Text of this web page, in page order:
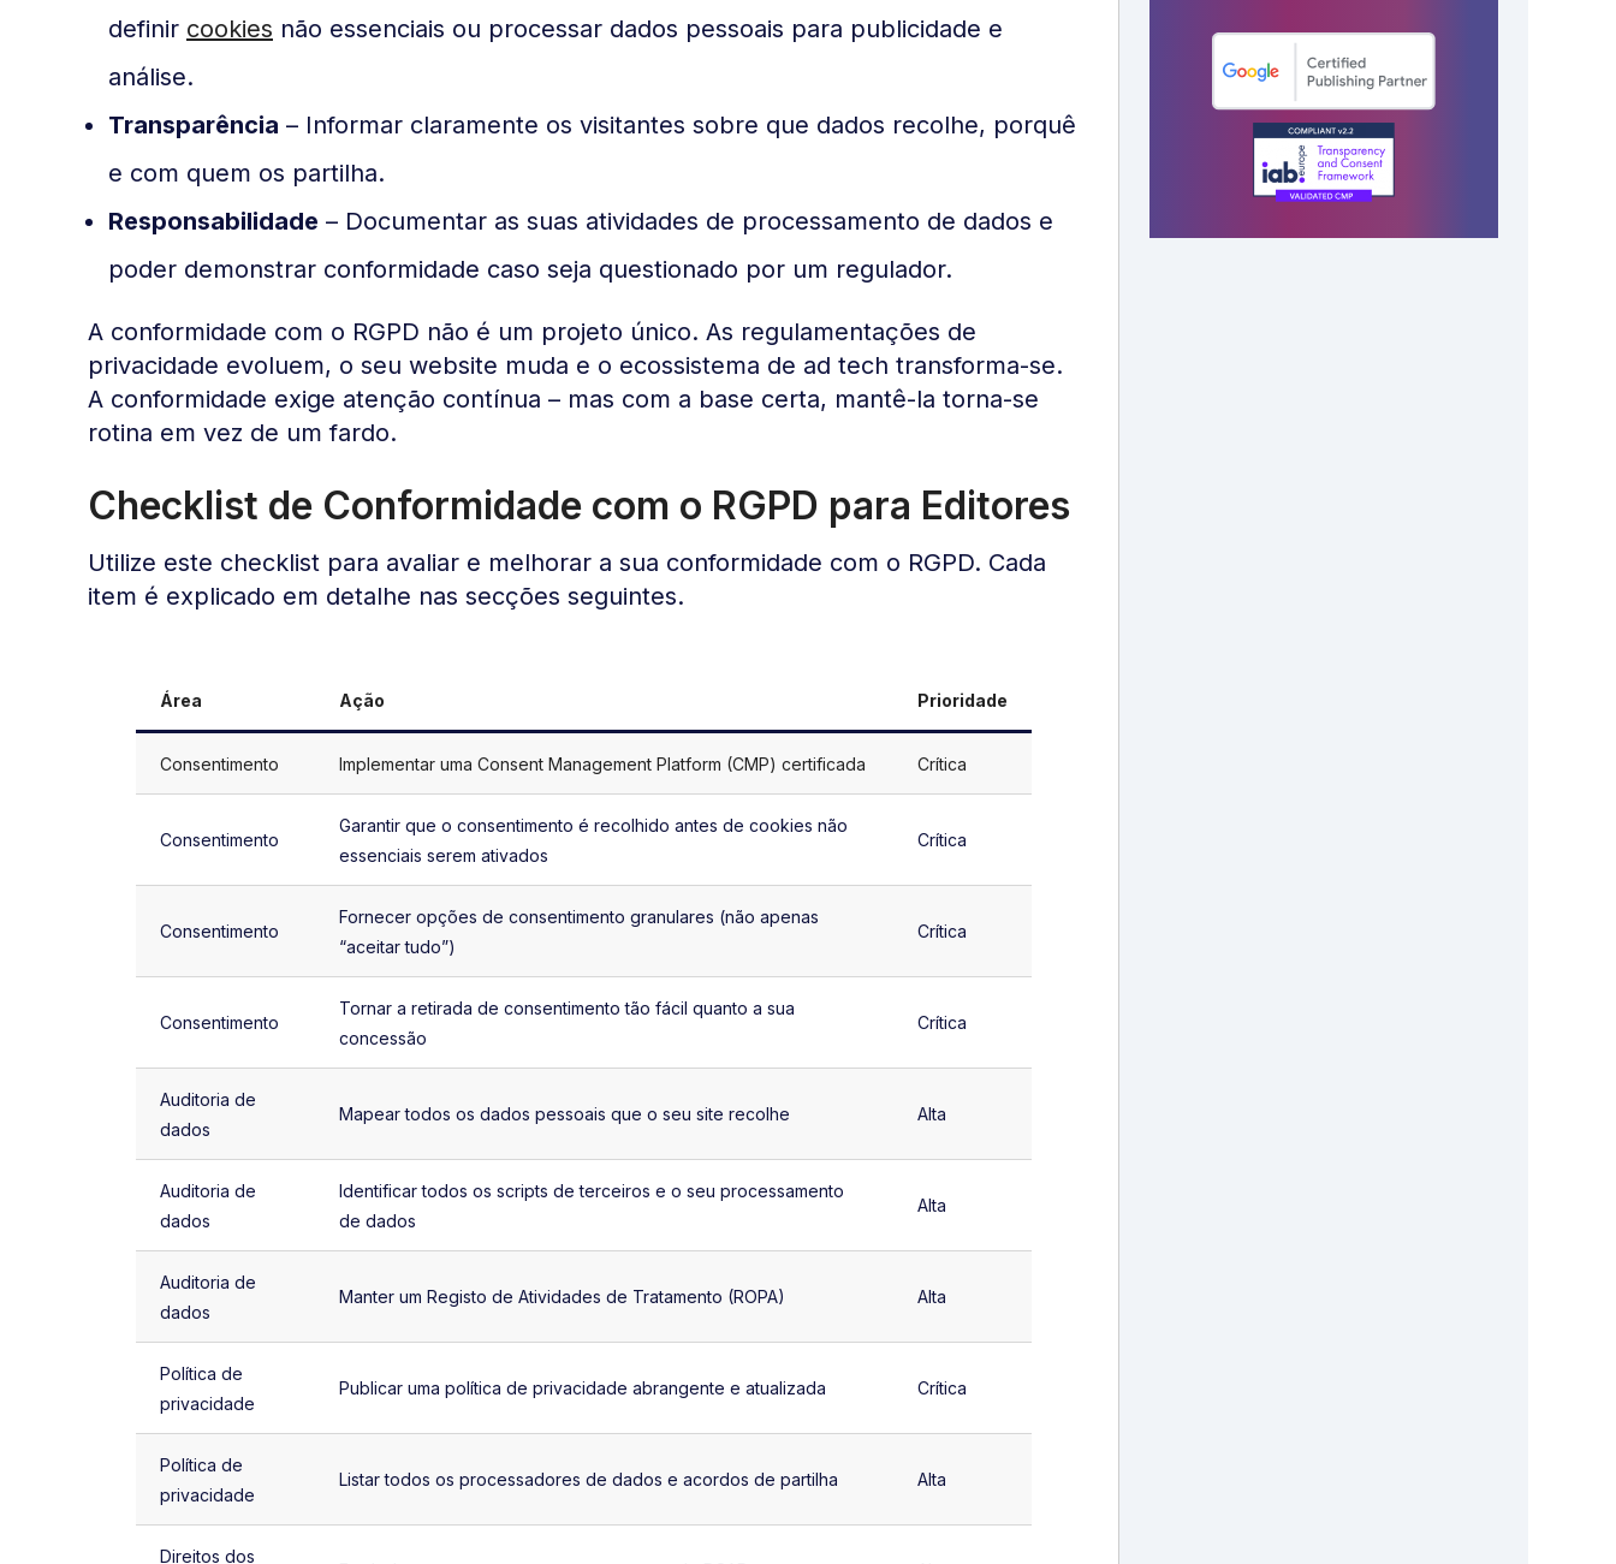
definir cookies não essenciais ou processar dados pessoais para publicidade e
análise.
Transparência – Informar claramente os visitantes sobre que dados recolhe, porquê
e com quem os partilha.
Responsabilidade – Documentar as suas atividades de processamento de dados e
poder demonstrar conformidade caso seja questionado por um regulador.
A conformidade com o RGPD não é um projeto único. As regulamentações de
privacidade evoluem, o seu website muda e o ecossistema de ad tech transforma-se.
A conformidade exige atenção contínua – mas com a base certa, mantê-la torna-se
rotina em vez de um fardo.
Checklist de Conformidade com o RGPD para Editores
Utilize este checklist para avaliar e melhorar a sua conformidade com o RGPD. Cada
item é explicado em detalhe nas secções seguintes.
Área Ação Prioridade
Consentimento Implementar uma Consent Management Platform (CMP) certificada Crítica
Consentimento
Garantir que o consentimento é recolhido antes de cookies não
essenciais serem ativados
Crítica
Consentimento
Fornecer opções de consentimento granulares (não apenas
“aceitar tudo”)
Crítica
Consentimento
Tornar a retirada de consentimento tão fácil quanto a sua
concessão
Crítica
Auditoria de
dados
Mapear todos os dados pessoais que o seu site recolhe Alta
Auditoria de
dados
Identificar todos os scripts de terceiros e o seu processamento
de dados
Alta
Auditoria de
dados
Manter um Registo de Atividades de Tratamento (ROPA) Alta
Política de
privacidade
Publicar uma política de privacidade abrangente e atualizada Crítica
Política de
privacidade
Listar todos os processadores de dados e acordos de partilha Alta
Direitos dos